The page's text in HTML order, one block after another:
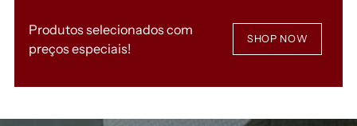
Produtos selecionados com
preços especiais!
SHOP NOW